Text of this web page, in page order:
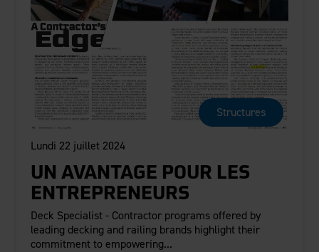
Structures
Lundi 22 juillet 2024
UN AVANTAGE POUR LES
ENTREPRENEURS
Deck Specialist - Contractor programs offered by
leading decking and railing brands highlight their
commitment to empowering...